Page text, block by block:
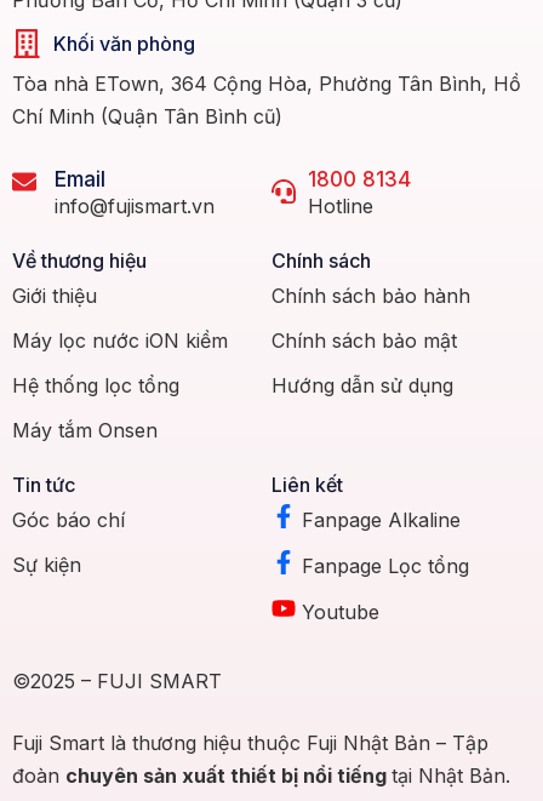
Khối văn phòng
Tòa nhà ETown, 364 Cộng Hòa, Phường Tân Bình, Hồ
Chí Minh (Quận Tân Bình cũ)
1800 8134
Hotline
Email
info@fujismart.vn
Về thương hiệu
Giới thiệu
Máy lọc nước iON kiềm
Hệ thống lọc tổng
Máy tắm Onsen
Chính sách
Chính sách bảo hành
Chính sách bảo mật
Hướng dẫn sử dụng
Tin tức
Góc báo chí
Sự kiện
Liên kết
Fanpage Alkaline
Fanpage Lọc tổng
Youtube
©2025 – FUJI SMART
Fuji Smart là thương hiệu thuộc Fuji Nhật Bản – Tập
đoàn chuyên sản xuất thiết bị nổi tiếng tại Nhật Bản.